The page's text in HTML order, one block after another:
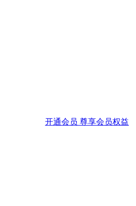
开通会员 尊享会员权益